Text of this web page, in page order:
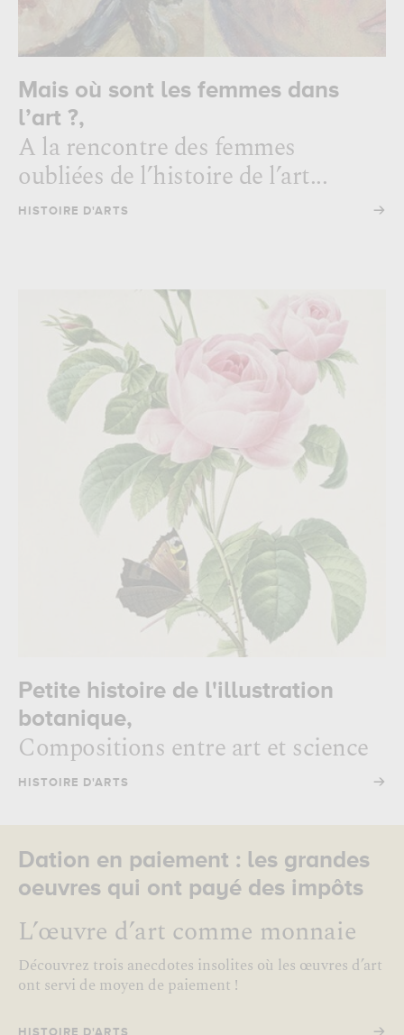
Mais où sont les femmes dans
l’art ?,
A la rencontre des femmes
oubliées de l’histoire de l’art...
HISTOIRE D'ARTS →
Petite histoire de l'illustration
botanique,
Compositions entre art et science
HISTOIRE D'ARTS →
Dation en paiement : les grandes
oeuvres qui ont payé des impôts
L’œuvre d’art comme monnaie
Découvrez trois anecdotes insolites où les œuvres d’art
ont servi de moyen de paiement !